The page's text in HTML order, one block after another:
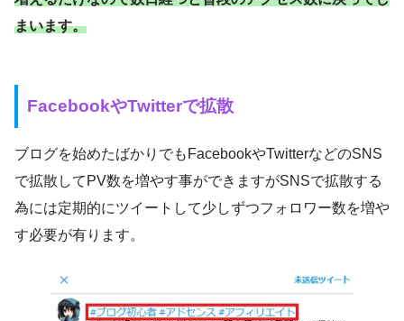
まいます。
FacebookやTwitterで拡散
ブログを始めたばかりでもFacebookやTwitterなどのSNS
で拡散してPV数を増やす事ができますがSNSで拡散する
為には定期的にツイートして少しずつフォロワー数を増や
す必要が有ります。